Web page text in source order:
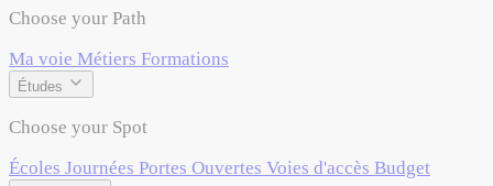
Choose your Path
Ma voie Métiers Formations
Études
Choose your Spot
Écoles Journées Portes Ouvertes Voies d'accès Budget